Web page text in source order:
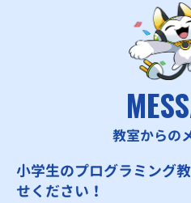
教室からの
小学生のプログラミング
せください！